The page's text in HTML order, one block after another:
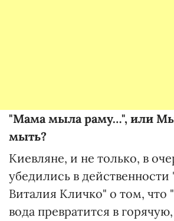
"Мама мыла раму…", или
мыть?
Киевляне, и не только, в
убедились в
Виталия Кличко" о том, что
вода превратится в